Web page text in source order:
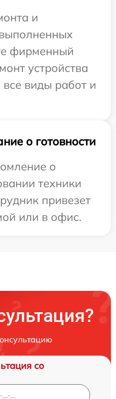
и
фирменный
устройства
виды работ и
о готовности
о
техники
привезет
или в офис.
со